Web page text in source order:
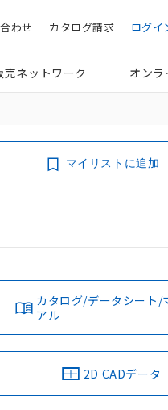
ログイ
カタログ請求
わせ
売ネットワーク オンラ
マイリストに追加
カタログ/データシート/
アル
2D CADデータ